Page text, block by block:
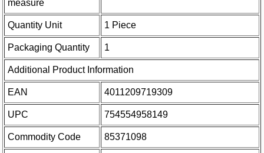
measure
Quantity Unit 1 Piece
Packaging Quantity 1
Additional Product Information
EAN 4011209719309
UPC 754554958149
Commodity Code 85371098